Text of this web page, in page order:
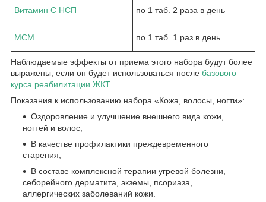
Витамин С НСП по 1 таб. 2 раза в день
МСМ по 1 таб. 1 раз в день
Наблюдаемые эффекты от приема этого набора будут более
выражены, если он будет использоваться после базового
курса реабилитации ЖКТ.
Показания к использованию набора «Кожа, волосы, ногти»:
Оздоровление и улучшение внешнего вида кожи,
ногтей и волос;
В качестве профилактики преждевременного
старения;
В составе комплексной терапии угревой болезни,
себорейного дерматита, экземы, псориаза,
аллергических заболеваний кожи.